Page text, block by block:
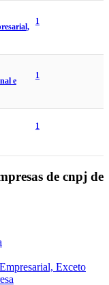
1
e
1
1
de cnpj de
Exceto